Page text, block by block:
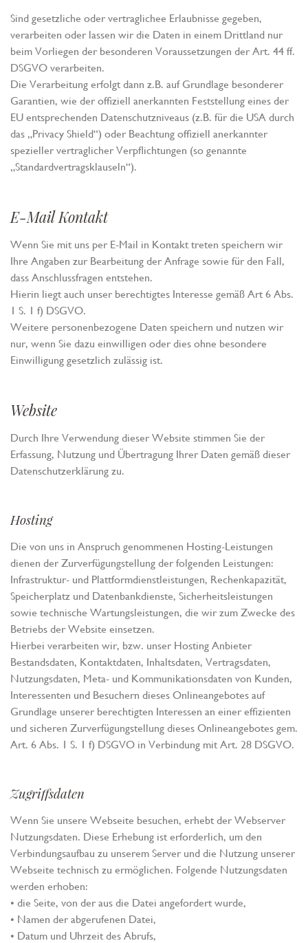
Bitte beachten Sie, dass die Deaktivierung von Cookies
dazu führen kann, dass einige Inhalte der Website anders
funktionieren oder ganz ausfallen. Der Browser auf Ihrem
Computer oder Gerät ermöglicht es Ihnen
möglicherweise auch, Sie zu benachrichtigen oder
Cookies automatisch abzulehnen. Mehr Informationen
erhalten Sie inunserer Datenschutzerklärung
Sind gesetzliche oder vertraglichee Erlaubnisse gegeben,
verarbeiten oder lassen wir die Daten in einem Drittland nur
beim Vorliegen der besonderen Voraussetzungen der Art. 44 ff.
DSGVO verarbeiten.
Die Verarbeitung erfolgt dann z.B. auf Grundlage besonderer
Garantien, wie der offiziell anerkannten Feststellung eines der
EU entsprechenden Datenschutzniveaus (z.B. für die USA durch
das „Privacy Shield“) oder Beachtung offiziell anerkannter
spezieller vertraglicher Verpflichtungen (so genannte
„Standardvertragsklauseln“).
E-Mail Kontakt
Wenn Sie mit uns per E-Mail in Kontakt treten speichern wir
Ihre Angaben zur Bearbeitung der Anfrage sowie für den Fall,
dass Anschlussfragen entstehen.
Hierin liegt auch unser berechtigtes Interesse gemäß Art 6 Abs.
1 S. 1 f) DSGVO.
Weitere personenbezogene Daten speichern und nutzen wir
nur, wenn Sie dazu einwilligen oder dies ohne besondere
Einwilligung gesetzlich zulässig ist.
Website
Durch Ihre Verwendung dieser Website stimmen Sie der
Erfassung, Nutzung und Übertragung Ihrer Daten gemäß dieser
Datenschutzerklärung zu.
Hosting
Die von uns in Anspruch genommenen Hosting-Leistungen
dienen der Zurverfügungstellung der folgenden Leistungen:
Infrastruktur- und Plattformdienstleistungen, Rechenkapazität,
Speicherplatz und Datenbankdienste, Sicherheitsleistungen
sowie technische Wartungsleistungen, die wir zum Zwecke des
Betriebs der Website einsetzen.
Hierbei verarbeiten wir, bzw. unser Hosting Anbieter
Bestandsdaten, Kontaktdaten, Inhaltsdaten, Vertragsdaten,
Nutzungsdaten, Meta- und Kommunikationsdaten von Kunden,
Interessenten und Besuchern dieses Onlineangebotes auf
Grundlage unserer berechtigten Interessen an einer effizienten
und sicheren Zurverfügungstellung dieses Onlineangebotes gem.
Art. 6 Abs. 1 S. 1 f) DSGVO in Verbindung mit Art. 28 DSGVO.
Zugriffsdaten
Wenn Sie unsere Webseite besuchen, erhebt der Webserver
Nutzungsdaten. Diese Erhebung ist erforderlich, um den
Verbindungsaufbau zu unserem Server und die Nutzung unserer
Webseite technisch zu ermöglichen. Folgende Nutzungsdaten
werden erhoben:
• die Seite, von der aus die Datei angefordert wurde,
• Namen der abgerufenen Datei,
• Datum und Uhrzeit des Abrufs,